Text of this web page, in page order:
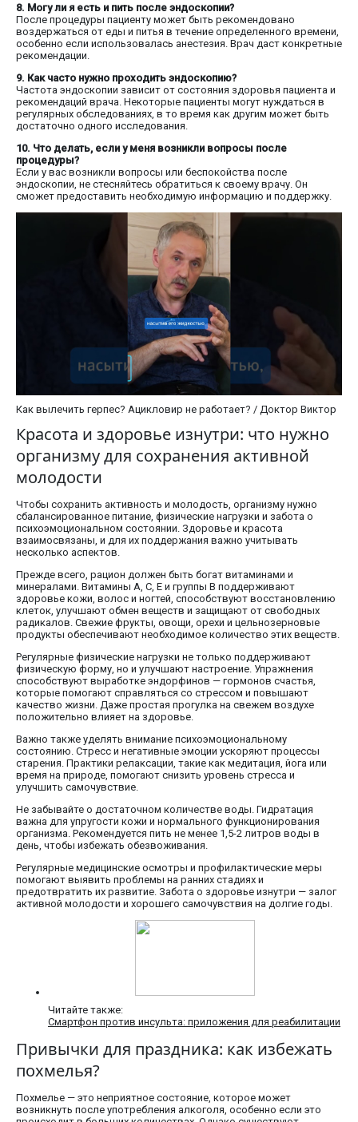
8. Могу ли я есть и пить после эндоскопии?
После процедуры пациенту может быть рекомендовано
воздержаться от еды и питья в течение определенного времени,
особенно если использовалась анестезия. Врач даст конкретные
рекомендации.
9. Как часто нужно проходить эндоскопию?
Частота эндоскопии зависит от состояния здоровья пациента и
рекомендаций врача. Некоторые пациенты могут нуждаться в
регулярных обследованиях, в то время как другим может быть
достаточно одного исследования.
10. Что делать, если у меня возникли вопросы после
процедуры?
Если у вас возникли вопросы или беспокойства после
эндоскопии, не стесняйтесь обратиться к своему врачу. Он
сможет предоставить необходимую информацию и поддержку.
Как вылечить герпес? Ацикловир не работает? / Доктор Виктор
Красота и здоровье изнутри: что нужно
организму для сохранения активной
молодости
Чтобы сохранить активность и молодость, организму нужно
сбалансированное питание, физические нагрузки и забота о
психоэмоциональном состоянии. Здоровье и красота
взаимосвязаны, и для их поддержания важно учитывать
несколько аспектов.
Прежде всего, рацион должен быть богат витаминами и
минералами. Витамины A, C, E и группы B поддерживают
здоровье кожи, волос и ногтей, способствуют восстановлению
клеток, улучшают обмен веществ и защищают от свободных
радикалов. Свежие фрукты, овощи, орехи и цельнозерновые
продукты обеспечивают необходимое количество этих веществ.
Регулярные физические нагрузки не только поддерживают
физическую форму, но и улучшают настроение. Упражнения
способствуют выработке эндорфинов — гормонов счастья,
которые помогают справляться со стрессом и повышают
качество жизни. Даже простая прогулка на свежем воздухе
положительно влияет на здоровье.
Важно также уделять внимание психоэмоциональному
состоянию. Стресс и негативные эмоции ускоряют процессы
старения. Практики релаксации, такие как медитация, йога или
время на природе, помогают снизить уровень стресса и
улучшить самочувствие.
Не забывайте о достаточном количестве воды. Гидратация
важна для упругости кожи и нормального функционирования
организма. Рекомендуется пить не менее 1,5-2 литров воды в
день, чтобы избежать обезвоживания.
Регулярные медицинские осмотры и профилактические меры
помогают выявить проблемы на ранних стадиях и
предотвратить их развитие. Забота о здоровье изнутри — залог
активной молодости и хорошего самочувствия на долгие годы.
Читайте также:
Смартфон против инсульта: приложения для реабилитации
Привычки для праздника: как избежать
похмелья?
Похмелье — это неприятное состояние, которое может
возникнуть после употребления алкоголя, особенно если это